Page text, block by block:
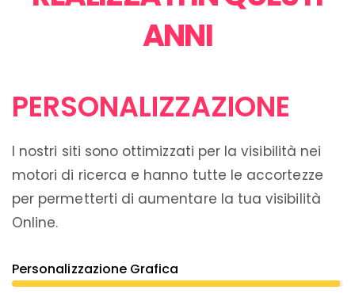
ANNI
PERSONALIZZAZIONE
I nostri siti sono ottimizzati per la visibilità nei
motori di ricerca e hanno tutte le accortezze
per permetterti di aumentare la tua visibilità
Online.
Personalizzazione Grafica